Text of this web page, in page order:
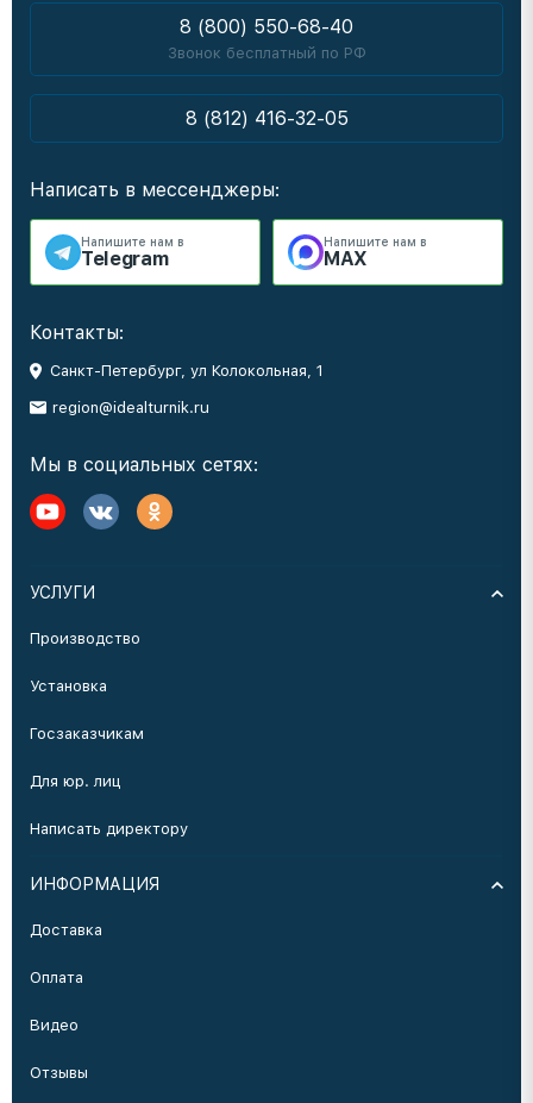
8 (800) 550-68-40
Звонок бесплатный по РФ
8 (812) 416-32-05
Написать в мессенджеры:
Напишите нам в
Telegram
Напишите нам в
MAX
Контакты:
Санкт-Петербург, ул Колокольная, 1
region@idealturnik.ru
Мы в социальных сетях:
УСЛУГИ
Производство
Установка
Госзаказчикам
Для юр. лиц
Написать директору
ИНФОРМАЦИЯ
Доставка
Оплата
Видео
Отзывы